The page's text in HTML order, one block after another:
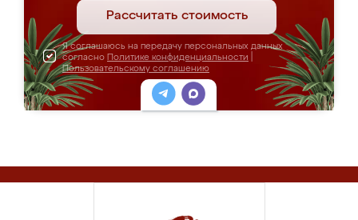
Рассчитать стоимость
Я соглашаюсь на передачу персональных данных
согласно Политике конфиденциальности
Пользовательскому соглашению